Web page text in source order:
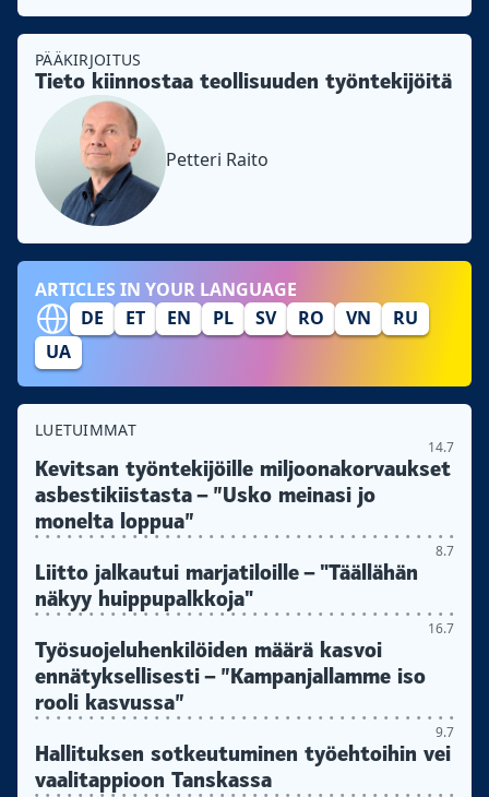
PÄÄKIRJOITUS
Tieto kiinnostaa teollisuuden työntekijöitä
Petteri Raito
ARTICLES IN YOUR LANGUAGE
DE
ET EN PL SV RO VN
RU
UA
LUETUIMMAT
14.7
Kevitsan työntekijöille miljoonakorvaukset
asbestikiistasta – ”Usko meinasi jo
monelta loppua”
8.7
Liitto jalkautui marjatiloille – "Täällähän
näkyy huippupalkkoja"
16.7
Työsuojeluhenkilöiden määrä kasvoi
ennätyksellisesti – ”Kampanjallamme iso
rooli kasvussa”
9.7
Hallituksen sotkeutuminen työehtoihin vei
vaalitappioon Tanskassa